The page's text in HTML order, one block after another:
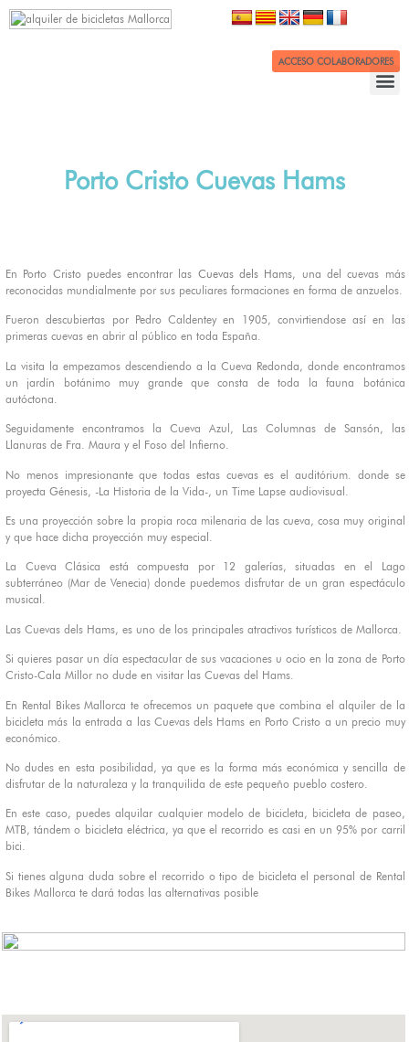
ACCESO COLABORADORES
Porto Cristo Cuevas Hams
En Porto Cristo puedes encontrar las Cuevasdels Hams, una del cuevas más
reconocidas mundialmente por sus peculiares formaciones en forma de anzuelos.
Fueron descubiertas por PedroCaldentey en 1905, convirtiendose así en las
primeras cuevas en abrir al público en toda España.
La visita la empezamos descendiendo a la Cueva Redonda, donde encontramos
un jardín botánimo muy grande que consta de toda la fauna botánica
autóctona.
Seguidamente encontramos la Cueva Azul, Las Columnas de Sansón, las
Llanuras de Fra. Maura y el Foso del Infierno.
No menos impresionante que todas estas cuevas es el auditórium. donde se
proyecta Génesis, -La Historia de la Vida-, un Time Lapse audiovisual.
Es una proyección sobre la propia roca milenaria de las cueva, cosa muy original
y que hace dicha proyección muy especial.
La Cueva Clásica está compuesta por 12 galerías, situadas en el Lago
subterráneo (Mar de Venecia) donde puedemos disfrutar de un gran espectáculo
musical.
Las Cuevas dels Hams, es uno de los principales atractivos turísticos de Mallorca
Si quieres pasar un día espectacular de sus vacaciones u ocio en la zona de Porto
Cristo-Cala Millor no dude en visitar las Cuevas del Hams.
En Rental BikesMallorca te ofrecemos un paquete que combina el alquiler de la
bicicleta más la entrada a las Cuevasdels Hams en Porto Cristo a un precio muy
económico.
No dudes en esta posibilidad, ya que es la forma más económica y sencilla de
disfrutar de la naturaleza y la tranquilida de este pequeño pueblo costero.
En este caso, puedes alquilar cualquier modelo de bicicleta, bicicleta de paseo,
MTB, tándem o bicicleta eléctrica, ya que el recorrido es casi en un 95% por carril
bici.
Si tienes alguna duda sobre el recorrido o tipo de bicicleta el personal de Rental
Bikes Mallorca te dará todas las alternativas posible